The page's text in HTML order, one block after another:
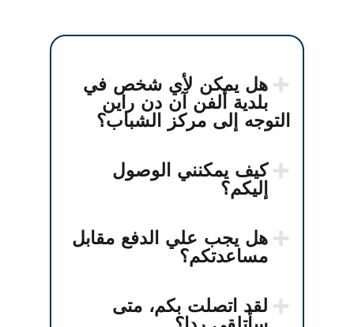
هل يمكن لأي شخص في
بلدية ألفن آن دن راين
التوجه إلى مركز الشباب؟
كيف يمكنني الوصول
إليكم؟
هل يجب علي الدفع مقابل
مساعدتكم؟
لقد اتصلت بكم، متى